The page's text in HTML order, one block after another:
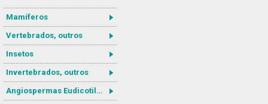
Mamíferos
Vertebrados, outros
Insetos
Invertebrados, outros
Angiospermas Eudicotiledôneas